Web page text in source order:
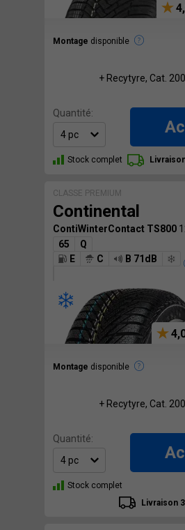
Montage disponible
+ Recytyre, Cat.
Quantité:
Stock complet
CLASSE PREMIUM
Continental
ContiWinterContact TS800
65
Q
E
C B 71dB
Montage disponible
+ Recytyre, Cat.
Quantité:
Stock complet
Livraison